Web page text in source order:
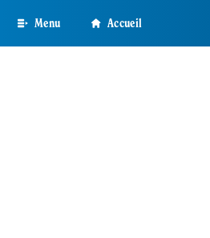
main
Menu Accueil